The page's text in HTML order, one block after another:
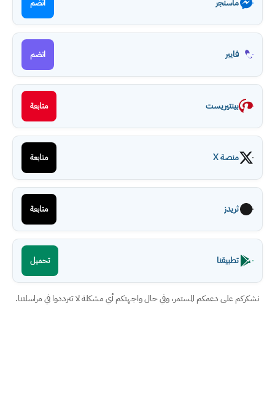
ماسنجر انضم
فايبر انضم
بينتيريست متابعة
منصة X متابعة
ثريدز متابعة
تطبيقنا تحميل
نشكركم على دعمكم المستمر، وفي حال واجهتكم أي مشكلة لا تترددوا في مراسلتنا.